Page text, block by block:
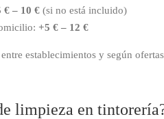
€ – 10 € (si no está incluido)
+5 € – 12 €
establecimientos y según
limpieza en